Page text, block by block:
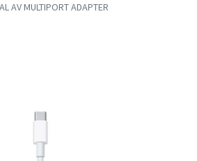
AV MULTIPORT ADAPTER